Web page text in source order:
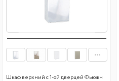
Шкаф верхний с 1-ой дверцей Фьюжн